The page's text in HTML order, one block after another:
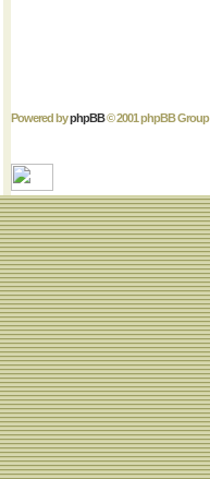
Powered byphpBB© 2001 phpBB Group